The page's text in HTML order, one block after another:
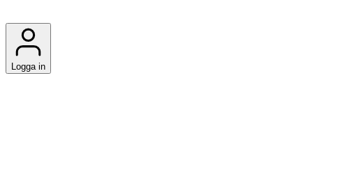
Logga in